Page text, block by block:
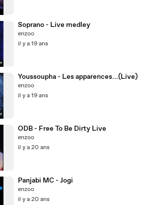
Soprano - Live medley
enzoo
il y a 19 ans
Youssoupha - Les apparences...(Live)
enzoo
il y a 19 ans
ODB - Free To Be Dirty Live
enzoo
il y a 20 ans
Panjabi MC - Jogi
enzoo
il y a 20 ans